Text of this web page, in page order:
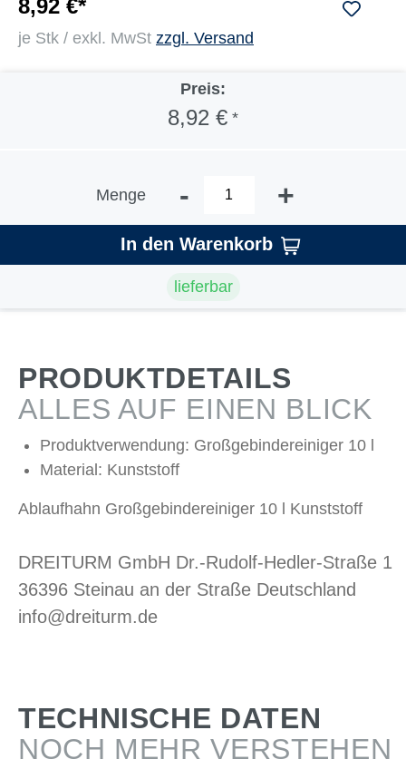
8,92 €*
je Stk / exkl. MwSt zzgl. Versand
Preis:
8,92 € *
Menge - +
In den Warenkorb
lieferbar
PRODUKTDETAILS
ALLES AUF EINEN BLICK
Produktverwendung: Großgebindereiniger 10 l
Material: Kunststoff
Ablaufhahn Großgebindereiniger 10 l Kunststoff
DREITURM GmbH Dr.-Rudolf-Hedler-Straße 1
36396 Steinau an der Straße Deutschland
info@dreiturm.de
TECHNISCHE DATEN
NOCH MEHR VERSTEHEN